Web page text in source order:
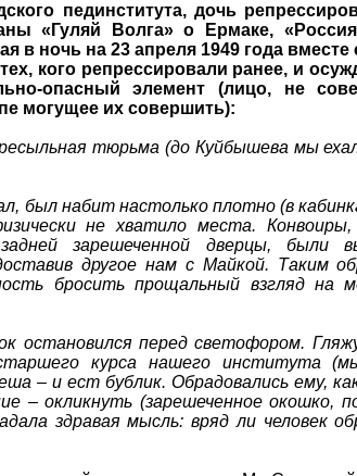
пединститута, дочь
«Гуляй Волга» о Ермаке,
в ночь на 23 апреля 1949 года вместе
кого репрессировали ранее, и
опасный элемент (лицо, не
могущее их совершить):
тюрьма (до Куйбышева мы
был набит настолько плотно (в
не хватило места.
зарешеченной дверцы, были
другое нам с Майкой. Таким
бросить прощальный взгляд на
остановился перед светофором.
курса нашего института
– и ест бублик. Обрадовались ему,
– окликнуть (зарешеченное окошко,
здравая мысль: вряд ли человек